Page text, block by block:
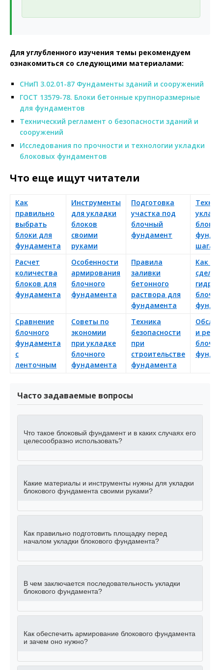
Для углубленного изучения темы рекомендуем
ознакомиться со следующими материалами:
СНиП 3.02.01-87 Фундаменты зданий и сооружений
ГОСТ 13579-78. Блоки бетонные крупноразмерные
для фундаментов
Технический регламент о безопасности зданий и
сооружений
Исследования по прочности и технологии укладки
блоковых фундаментов
Что еще ищут читатели
Как
правильно
выбрать
блоки для
фундамента
Инструменты
для укладки
блоков
своими
руками
Подготовка
участка под
блочный
фундамент
шагам
Расчет
количества
блоков для
фундамента
Особенности
армирования
блочного
фундамента
Правила
заливки
бетонного
раствора для
фундамента
Как
Сравнение
блочного
фундамента
с
ленточным
Советы по
экономии
при укладке
блочного
фундамента
Техника
безопасности
при
строительстве
фундамента
и
Часто задаваемые вопросы
Что такое блоковый фундамент и в каких случаях его
целесообразно использовать?
Какие материалы и инструменты нужны для укладки
блокового фундамента своими руками?
Как правильно подготовить площадку перед
началом укладки блокового фундамента?
В чем заключается последовательность укладки
блокового фундамента?
Как обеспечить армирование блокового фундамента
и зачем оно нужно?